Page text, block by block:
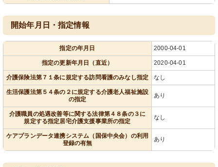
開始年月日・指定情報
指定の年月日 2000-04-01
指定の更新年月日（直近） 2020-04-01
介護保険法第７１条に規定する訪問看護のみなし指定 なし
生活保護法第５４条の２に規定する介護老人福祉施設
の指定
あり
介護職員の処遇改善等に関する法律第４８条の３に
規定する指定居宅介護支援事業所の指定
なし
ケアプランデータ連携システム（国保中央会）の利用
登録の有無
あり